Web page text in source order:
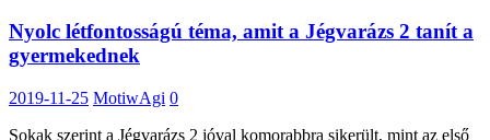
Nyolc létfontosságú téma, amit a Jégvarázs 2 tanít a
gyermekednek
2019-11-25 MotiwAgi 0
Sokak szerint a Jégvarázs 2 jóval komorabbra sikerült, mint az első